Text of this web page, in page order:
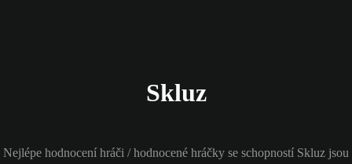
Skluz
Nejlépe hodnocení hráči / hodnocené hráčky se schopností Skluz jsou